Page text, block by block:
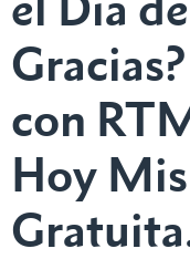
con
Hoy